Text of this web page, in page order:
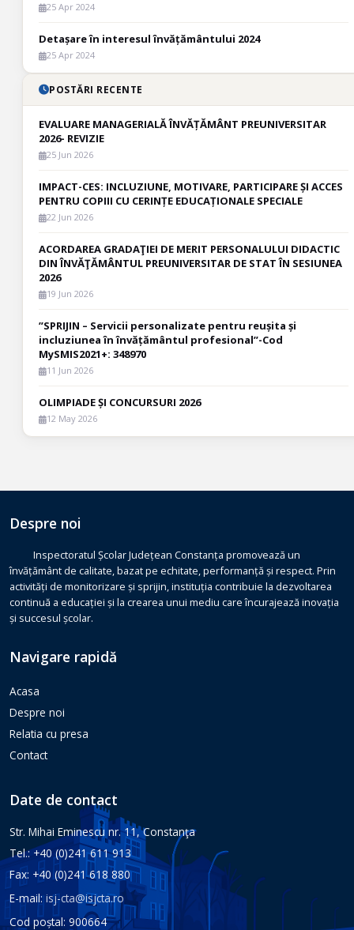
25 Apr 2024
Detașare în interesul învățământului 2024
25 Apr 2024
POSTĂRI RECENTE
EVALUARE MANAGERIALĂ ÎNVĂȚĂMÂNT PREUNIVERSITAR
2026- REVIZIE
25 Jun 2026
IMPACT-CES: INCLUZIUNE, MOTIVARE, PARTICIPARE ȘI ACCES
PENTRU COPIII CU CERINȚE EDUCAȚIONALE SPECIALE
22 Jun 2026
ACORDAREA GRADAŢIEI DE MERIT PERSONALULUI DIDACTIC
DIN ÎNVĂŢĂMÂNTUL PREUNIVERSITAR DE STAT ÎN SESIUNEA
2026
19 Jun 2026
”SPRIJIN – Servicii personalizate pentru reușita și
incluziunea în învățământul profesional”-Cod
MySMIS2021+: 348970
11 Jun 2026
OLIMPIADE ȘI CONCURSURI 2026
12 May 2026
Despre noi
Inspectoratul Școlar Județean Constanța promovează un
învățământ de calitate, bazat pe echitate, performanță și respect. Prin
activități de monitorizare și sprijin, instituția contribuie la dezvoltarea
continuă a educației și la crearea unui mediu care încurajează inovația
și succesul școlar.
Navigare rapidă
Acasa
Despre noi
Relatia cu presa
Contact
Date de contact
Str. Mihai Eminescu nr. 11, Constanţa
Tel.: +40 (0)241 611 913
Fax: +40 (0)241 618 880
E-mail:isj-cta@isjcta.ro
Cod poștal: 900664